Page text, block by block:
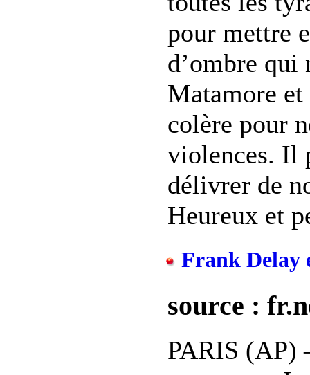
pour mettre
d’ombre qui
Matamore
colère pour
violences. Il
délivrer de
Heureux et
Frank Delay
source :
PARIS (AP)